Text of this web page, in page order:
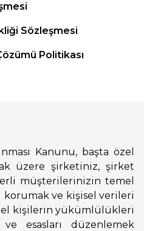
Sözleşmesi
Politikası
Kanunu, başta özel
üzere şirketiniz, şirket
müşterilerinizin temel
ve kişisel verileri
kişilerin yükümlülükleri
esasları düzenlemek